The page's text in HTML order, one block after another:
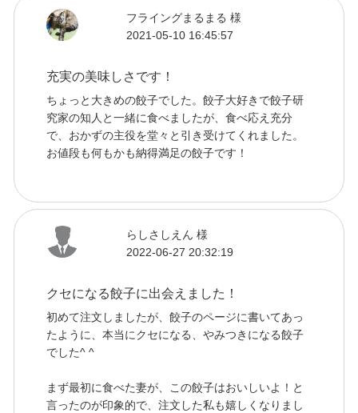
フライングまるまる 様
2021-05-10 16:45:57
充実の美味しさです！
ちょっと大きめの餃子でした。餃子大好きで餃子研
究家の知人と一緒に食べましたが、食べ応え充分
で、おかずの主役を堂々と引き受けてくれました。
お値段も何もかも納得満足の餃子です！
らしさしえん 様
2022-06-27 20:32:19
クセになる餃子に出会えました！
初めて注文しましたが、餃子のページに書いてあっ
たように、本当にクセになる、やみつきになる餃子
でした^ ^
まず最初に食べた妻が、この餃子はおいしいよ！と
言ったのが印象的で、注文した私も嬉しくなりまし